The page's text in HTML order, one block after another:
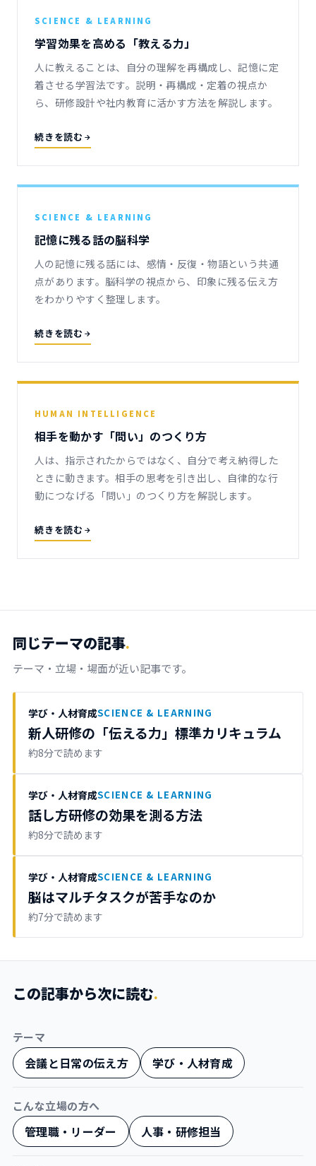
SCIENCE & LEARNING
学習効果を高める「教える力」
人に教えることは、自分の理解を再構成し、記憶に定
着させる学習法です。説明・再構成・定着の視点か
ら、研修設計や社内教育に活かす方法を解説します。
続きを読む
SCIENCE & LEARNING
記憶に残る話の脳科学
人の記憶に残る話には、感情・反復・物語という共通
点があります。脳科学の視点から、印象に残る伝え方
をわかりやすく整理します。
続きを読む
HUMAN INTELLIGENCE
相手を動かす「問い」のつくり方
人は、指示されたからではなく、自分で考え納得した
ときに動きます。相手の思考を引き出し、自律的な行
動につなげる「問い」のつくり方を解説します。
続きを読む
同じテーマの記事.
テーマ・立場・場面が近い記事です。
学び・人材育成SCIENCE & LEARNING
新人研修の「伝える力」標準カリキュラム
約8分で読めます
学び・人材育成SCIENCE & LEARNING
話し方研修の効果を測る方法
約8分で読めます
学び・人材育成SCIENCE & LEARNING
脳はマルチタスクが苦手なのか
約7分で読めます
この記事から次に読む.
テーマ
会議と日常の伝え方 学び・人材育成
こんな立場の方へ
管理職・リーダー 人事・研修担当